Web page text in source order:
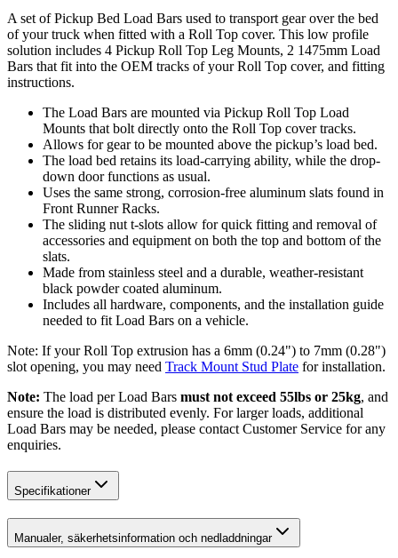
A set of Pickup Bed Load Bars used to transport gear over the bed
of your truck when fitted with a Roll Top cover. This low profile
solution includes 4 Pickup Roll Top Leg Mounts, 2 1475mm Load
Bars that fit into the OEM tracks of your Roll Top cover, and fitting
instructions.
The Load Bars are mounted via Pickup Roll Top Load
Mounts that bolt directly onto the Roll Top cover tracks.
Allows for gear to be mounted above the pickup’s load bed.
The load bed retains its load-carrying ability, while the drop-
down door functions as usual.
Uses the same strong, corrosion-free aluminum slats found in
Front Runner Racks.
The sliding nut t-slots allow for quick fitting and removal of
accessories and equipment on both the top and bottom of the
slats.
Made from stainless steel and a durable, weather-resistant
black powder coated aluminum.
Includes all hardware, components, and the installation guide
needed to fit Load Bars on a vehicle.
Note: If your Roll Top extrusion has a 6mm (0.24") to 7mm (0.28")
slot opening, you may need Track Mount Stud Plate for installation.
Note: The load per Load Bars must not exceed 55lbs or 25kg, and
ensure the load is distributed evenly. For larger loads, additional
Load Bars may be needed, please contact Customer Service for any
enquiries.
Specifikationer
Manualer, säkerhetsinformation och nedladdningar